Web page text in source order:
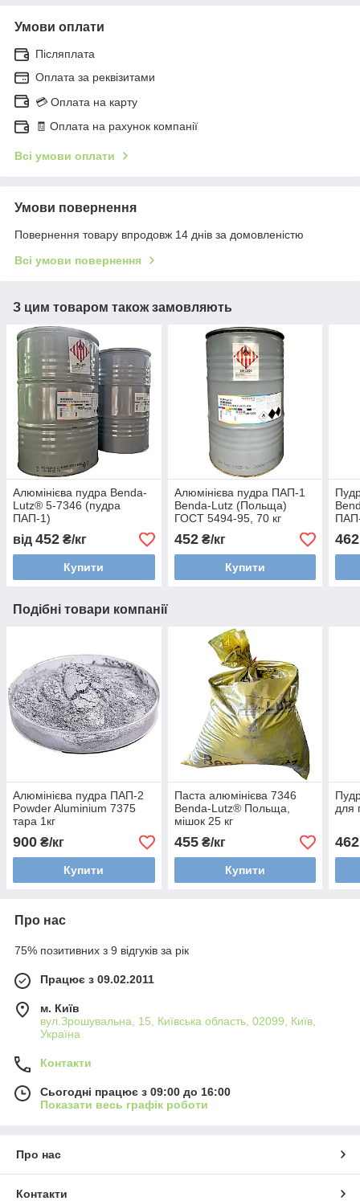
Умови оплати
Післяплата
Оплата за реквізитами
💳 Оплата на карту
🧾 Оплата на рахунок компанії
Всі умови оплати
Умови повернення
Повернення товару впродовж 14 днів за домовленістю
Всі умови повернення
З цим товаром також замовляють
Алюмінієва пудра Benda-
Lutz® 5-7346 (пудра
ПАП-1)
від 452 ₴/кг
Купити
Алюмінієва пудра ПАП-1
Benda-Lutz (Польща)
ГОСТ 5494-95, 70 кг
452₴/кг
Купити
462
Подібні товари компанії
Алюмінієва пудра ПАП-2
Powder Aluminium 7375
тара 1кг
900 ₴/кг
Купити
Паста алюмінієва 7346
Benda-Lutz® Польща,
мішок 25 кг
455₴/кг
Купити
для
462
Про нас
75% позитивних з 9 відгуків за рік
Працює з 09.02.2011
м. Київ
вул.Зрошувальна, 15, Київська область, 02099, Київ,
Україна
Контакти
Сьогодні працює з 09:00 до 16:00
Показати весь графік роботи
Про нас
Контакти